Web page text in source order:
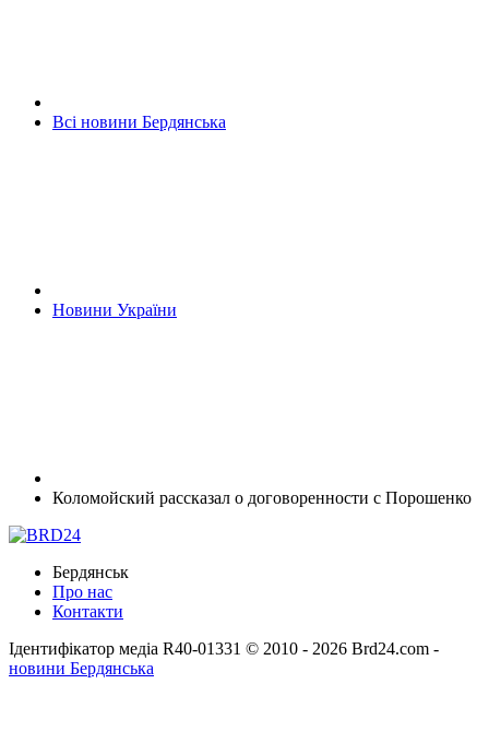
Всі новини Бердянська
Новини України
Коломойский рассказал о договоренности с Порошенко
Бердянськ
Про нас
Контакти
Ідентифікатор медіа R40-01331 © 2010 - 2026 Brd24.com -
новини Бердянська